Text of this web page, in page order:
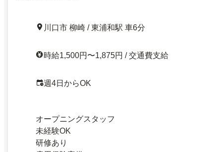
川口市 柳崎 / 東浦和駅 車6分
時給1,500円〜1,875円 / 交通費支給
週4日からOK
オープニングスタッフ
未経験OK
研修あり